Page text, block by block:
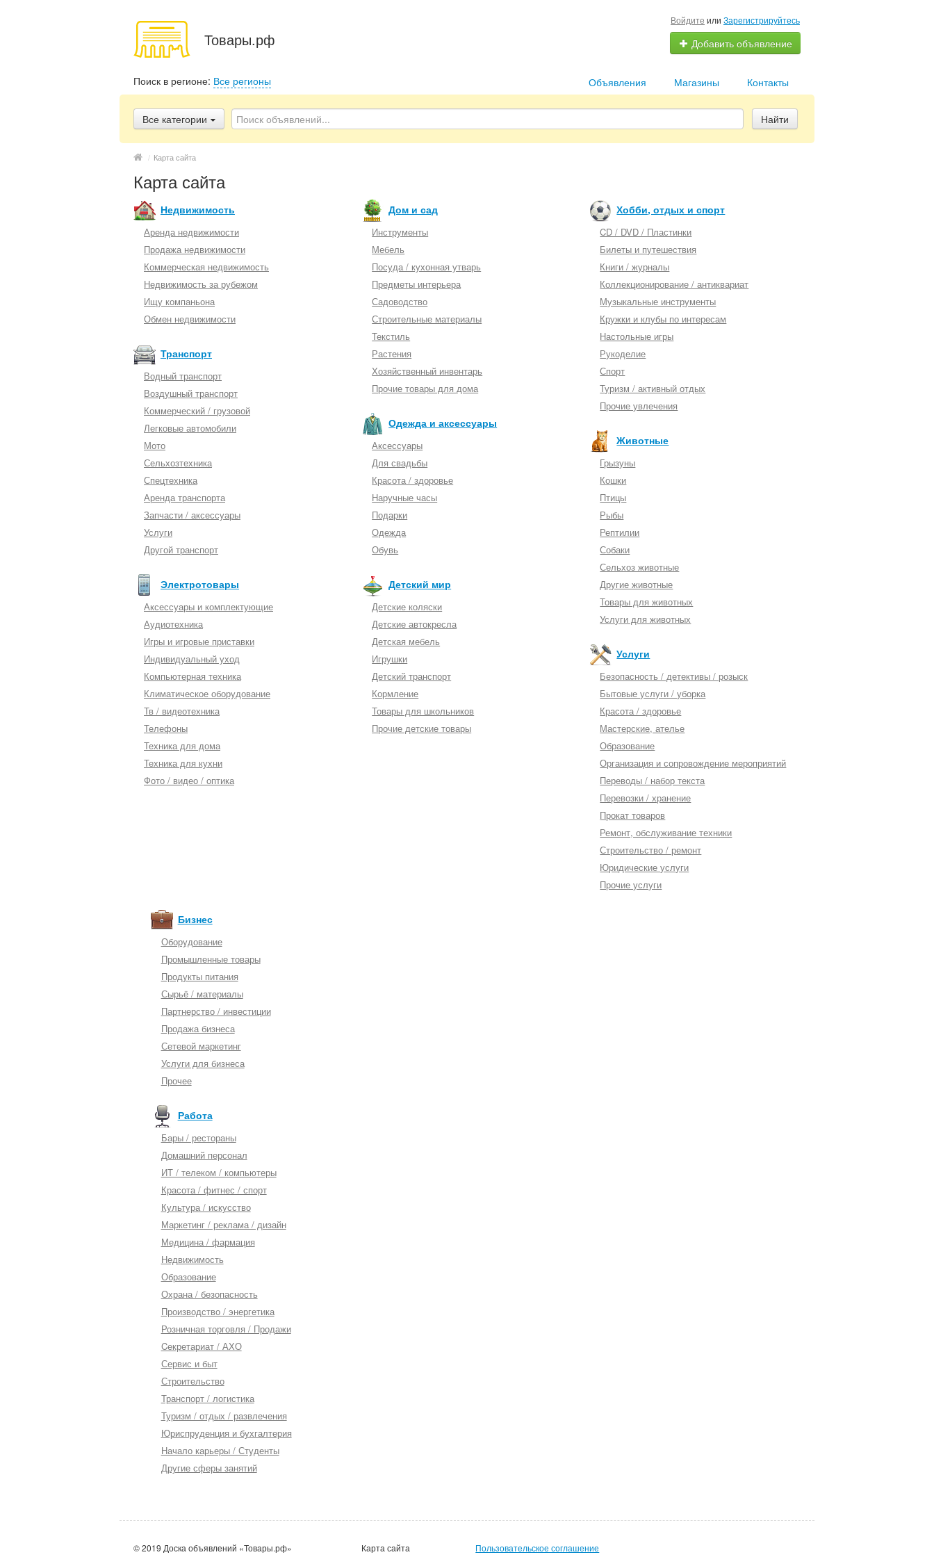
Товары.рф
Войдите или Зарегистрируйтесь
Добавить объявление
Поиск в регионе: Все регионы Контакты
Магазины
Объявления
Все категории Найти
/ Карта сайта
Карта сайта
Недвижимость
Аренда недвижимости
Продажа недвижимости
Коммерческая недвижимость
Недвижимость за рубежом
Ищу компаньона
Обмен недвижимости
Транспорт
Водный транспорт
Воздушный транспорт
Коммерческий / грузовой
Легковые автомобили
Мото
Сельхозтехника
Спецтехника
Аренда транспорта
Запчасти / аксессуары
Услуги
Другой транспорт
Электротовары
Аксессуары и комплектующие
Аудиотехника
Игры и игровые приставки
Индивидуальный уход
Компьютерная техника
Климатическое оборудование
Тв / видеотехника
Телефоны
Техника для дома
Техника для кухни
Фото / видео / оптика
Дом и сад
Инструменты
Мебель
Посуда / кухонная утварь
Предметы интерьера
Садоводство
Строительные материалы
Текстиль
Растения
Хозяйственный инвентарь
Прочие товары для дома
Одежда и аксессуары
Аксессуары
Для свадьбы
Красота / здоровье
Наручные часы
Подарки
Одежда
Обувь
Детский мир
Детские коляски
Детские автокресла
Детская мебель
Игрушки
Детский транспорт
Кормление
Товары для школьников
Прочие детские товары
Хобби, отдых и спорт
CD / DVD / Пластинки
Билеты и путешествия
Книги / журналы
Коллекционирование / антиквариат
Музыкальные инструменты
Кружки и клубы по интересам
Настольные игры
Рукоделие
Спорт
Туризм / активный отдых
Прочие увлечения
Животные
Грызуны
Кошки
Птицы
Рыбы
Рептилии
Собаки
Сельхоз животные
Другие животные
Товары для животных
Услуги для животных
Услуги
Безопасность / детективы / розыск
Бытовые услуги / уборка
Красота / здоровье
Мастерские, ателье
Образование
Организация и сопровождение мероприятий
Переводы / набор текста
Перевозки / хранение
Прокат товаров
Ремонт, обслуживание техники
Строительство / ремонт
Юридические услуги
Прочие услуги
Бизнес
Оборудование
Промышленные товары
Продукты питания
Сырьё / материалы
Партнерство / инвестиции
Продажа бизнеса
Сетевой маркетинг
Услуги для бизнеса
Прочее
Работа
Бары / рестораны
Домашний персонал
ИТ / телеком / компьютеры
Красота / фитнес / спорт
Культура / искусство
Маркетинг / реклама / дизайн
Медицина / фармация
Недвижимость
Образование
Охрана / безопасность
Производство / энергетика
Розничная торговля / Продажи
Cекретариат / АХО
Сервис и быт
Строительство
Транспорт / логистика
Туризм / отдых / развлечения
Юриспруденция и бухгалтерия
Начало карьеры / Студенты
Другие сферы занятий
© 2019 Доска объявлений «Товары.рф» Карта сайта Пользовательское соглашение